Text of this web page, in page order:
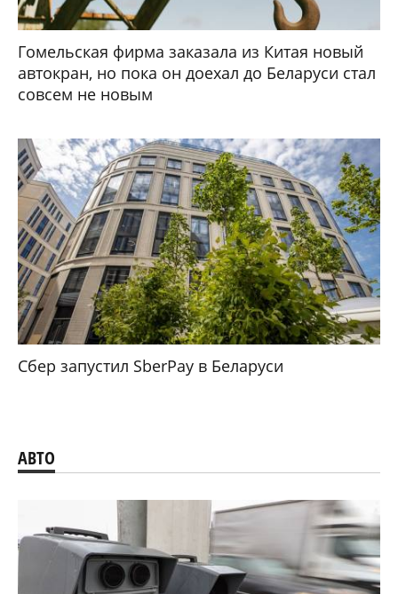
Гомельская фирма заказала из Китая новый
автокран, но пока он доехал до Беларуси стал
совсем не новым
Сбер запустил SberPay в Беларуси
АВТО